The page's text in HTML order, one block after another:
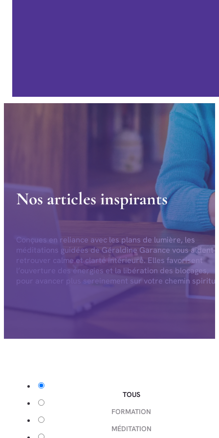
Nos articles inspirants
Conçues en reliance avec les plans de lumière, les
méditations guidées de Géraldine Garance vous aident
retrouver calme et clarté intérieure. Elles favorisent
l’ouverture des énergies et la libération des blocages,
pour avancer plus sereinement sur votre chemin
TOUS
FORMATION
MÉDITATION